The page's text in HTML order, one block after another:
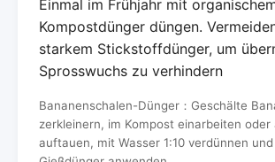
Einmal im Frühjahr mit
Kompostdünger düngen.
starkem Stickstoffdünger, um
Sprosswuchs zu verhindern
Bananenschalen-Dünger：Geschälte
zerkleinern, im Kompost einarbeiten oder
auftauen, mit Wasser 1:10 verdünnen